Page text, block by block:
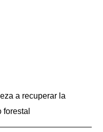
a recuperar la